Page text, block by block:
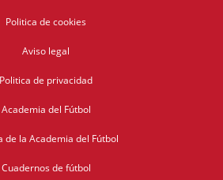
Politica de cookies
Aviso legal
Politica de privacidad
Academia del Fútbol
de la Academia del Fútbol
Cuadernos de fútbol